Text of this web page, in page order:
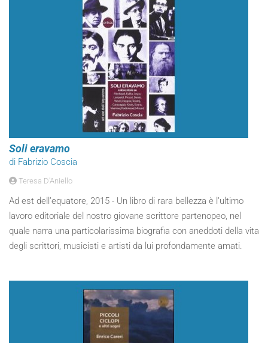
Soli eravamo
di Fabrizio Coscia
Teresa D'Aniello
Ad est dell’equatore, 2015 - Un libro di rara bellezza è l’ultimo
lavoro editoriale del nostro giovane scrittore partenopeo, nel
quale narra una particolarissima biografia con aneddoti della vita
degli scrittori, musicisti e artisti da lui profondamente amati.